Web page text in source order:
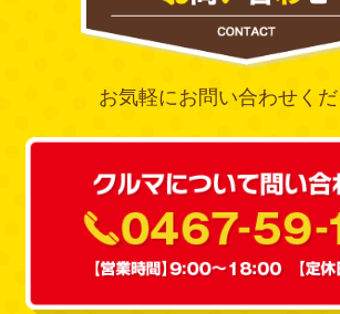
お気軽にお問い合わせくだ